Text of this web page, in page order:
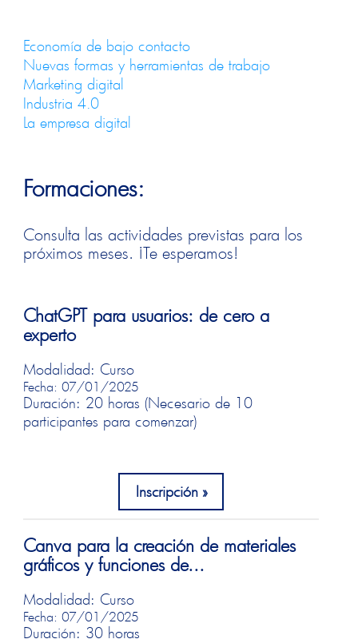
Economía de bajo contacto
Nuevas formas y herramientas de trabajo
Marketing digital
Industria 4.0
La empresa digital
Formaciones:
Consulta las actividades previstas para los
próximos meses. ¡Te esperamos!
ChatGPT para usuarios: de cero a
experto
Modalidad: Curso
Fecha: 07/01/2025
Duración: 20 horas (Necesario de 10
participantes para comenzar)
Inscripción
Canva para la creación de materiales
gráficos y funciones de...
Modalidad: Curso
Fecha: 07/01/2025
Duración: 30 horas